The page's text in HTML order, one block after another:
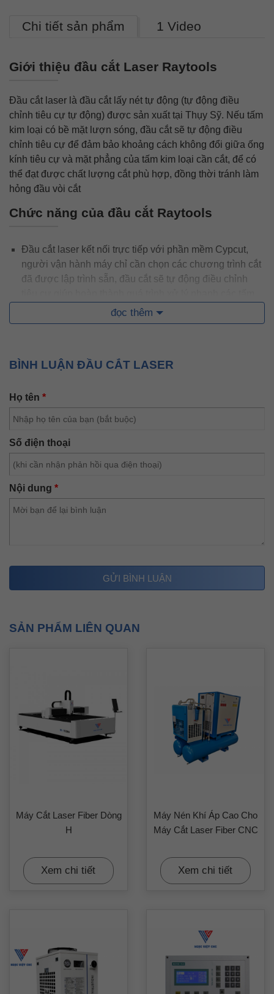
Chi tiết sản phẩm 1 Video
Giới thiệu đầu cắt Laser Raytools
Đầu cắt laser là đầu cắt lấy nét tự động (tự động điều
chỉnh tiêu cự tự động) được sản xuất tại Thụy Sỹ. Nếu tấm
kim loại có bề mặt lượn sóng, đầu cắt sẽ tự động điều
chỉnh tiêu cự để đảm bảo khoảng cách không đổi giữa ống
kính tiêu cự và mặt phẳng của tấm kim loại cần cắt, để có
thể đạt được chất lượng cắt phù hợp, đồng thời tránh làm
hỏng đầu vòi cắt
Chức năng của đầu cắt Raytools
Đầu cắt laser kết nối trực tiếp với phần mềm Cypcut,
người vận hành máy chỉ cần chọn các chương trình cắt
đã được lập trình sẵn, đầu cắt sẽ tự động điều chỉnh
phôi có độ dày và vật liệu khác nhau
học và thiết kế làm mát bằng nước, cho phép các đầu
laser hoạt động ổn định và lâu dài
Bên trong đầu cắt laser có các loại gương: gương bảo
vệ đầu nối cáp quang, gương đối chiếu dùng để chỉnh
tia laser đồng tâm với lỗ của bép cắt, gương hội tụ để
hội tụ tia laser tại điểm cắt, gương bảo vệ ngăn bụi bẩn
văng lên kính hội tụ.
Đặc tính kỹ thuật của đầu cắt Raytools
manual-Focus
VớiAuto – focus tiêu điểm sẽ được tự động điều chỉnh
các tấm kim loại có độ dày khác nhau.
Cảm biến điện dung tiên tiến.
Dễ dàng tháo lắp bảo dưỡng bảo trì, lắp đặt.
luồng khí chạy qua trơn tru và hiệu quả
0.05mm
Được trang bị nhóm ống kính D30, công suất đầu vào
Có thêm một ống kính bảo vệ phía trên giúp giảm thiểu
nguy cơ bụi bẩn mỏ cắt
Mỏ Raytools có ngăn kéo cho gương bảo vệ, khi thay
đọc thêm
BÌNH LUẬN ĐẦU CẮT LASER
Họ tên *
Số điện thoại
Nội dung *
SẢN PHẨM LIÊN QUAN
Máy Cắt Laser Fiber Dòng
H
Xem chi tiết
Máy Nén Khí Áp Cao Cho
Máy Cắt Laser Fiber CNC
Xem chi tiết